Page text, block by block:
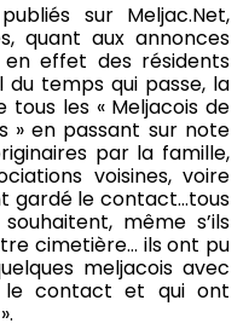
sur Meljac.Net,
quant aux annonces
en effet des résidents
du temps qui passe, la
tous les « Meljacois de
» en passant sur note
par la famille,
voisines, voire
gardé le contact…tous
même s’ils
cimetière… ils ont pu
meljacois avec
le contact et qui ont